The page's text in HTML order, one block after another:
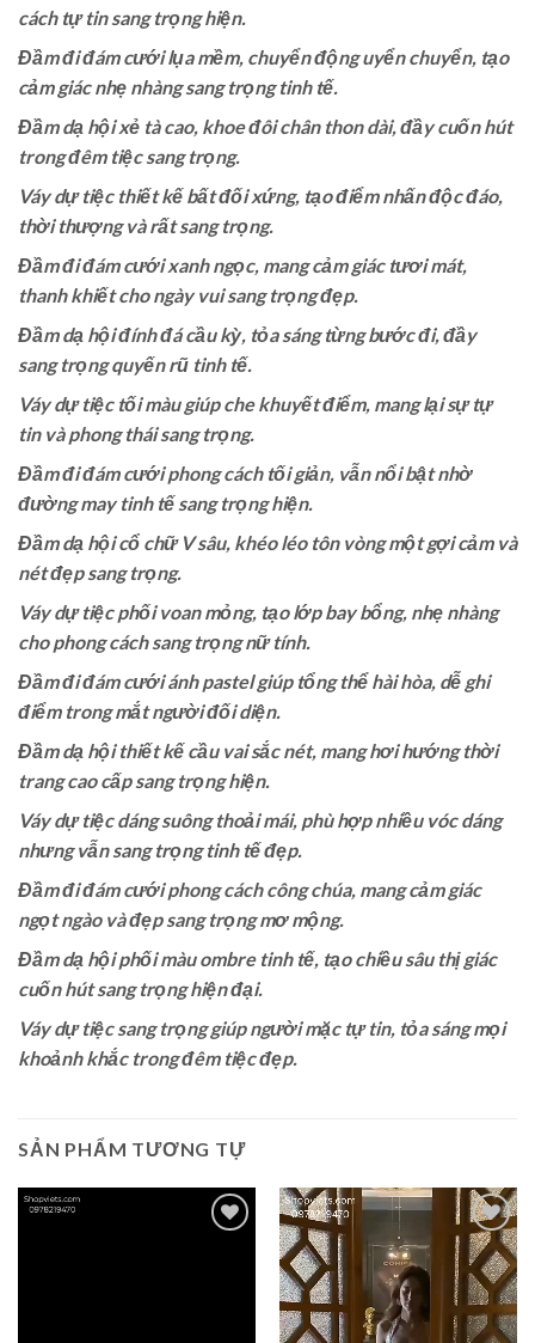
cách tự tin sang trọng hiện.
Đầm đi đám cưới lụa mềm, chuyển động uyển chuyển, tạo
cảm giác nhẹ nhàng sang trọng tinh tế.
Đầm dạ hội xẻ tà cao, khoe đôi chân thon dài, đầy cuốn hút
trong đêm tiệc sang trọng.
Váy dự tiệc thiết kế bất đối xứng, tạo điểm nhấn độc đáo,
thời thượng và rất sang trọng.
Đầm đi đám cưới xanh ngọc, mang cảm giác tươi mát,
thanh khiết cho ngày vui sang trọng đẹp.
Đầm dạ hội đính đá cầu kỳ, tỏa sáng từng bước đi, đầy
sang trọng quyến rũ tinh tế.
Váy dự tiệc tối màu giúp che khuyết điểm, mang lại sự tự
tin và phong thái sang trọng.
Đầm đi đám cưới phong cách tối giản, vẫn nổi bật nhờ
đường may tinh tế sang trọng hiện.
Đầm dạ hội cổ chữ V sâu, khéo léo tôn vòng một gợi cảm và
nét đẹp sang trọng.
Váy dự tiệc phối voan mỏng, tạo lớp bay bổng, nhẹ nhàng
cho phong cách sang trọng nữ tính.
Đầm đi đám cưới ánh pastel giúp tổng thể hài hòa, dễ ghi
điểm trong mắt người đối diện.
Đầm dạ hội thiết kế cầu vai sắc nét, mang hơi hướng thời
trang cao cấp sang trọng hiện.
Váy dự tiệc dáng suông thoải mái, phù hợp nhiều vóc dáng
nhưng vẫn sang trọng tinh tế đẹp.
Đầm đi đám cưới phong cách công chúa, mang cảm giác
ngọt ngào và đẹp sang trọng mơ mộng.
Đầm dạ hội phối màu ombre tinh tế, tạo chiều sâu thị giác
cuốn hút sang trọng hiện đại.
Váy dự tiệc sang trọng giúp người mặc tự tin, tỏa sáng mọi
khoảnh khắc trong đêm tiệc đẹp.
SẢN PHẨM TƯƠNG TỰ
Add to
wishlist